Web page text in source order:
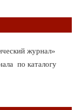
журнал»
по каталогу